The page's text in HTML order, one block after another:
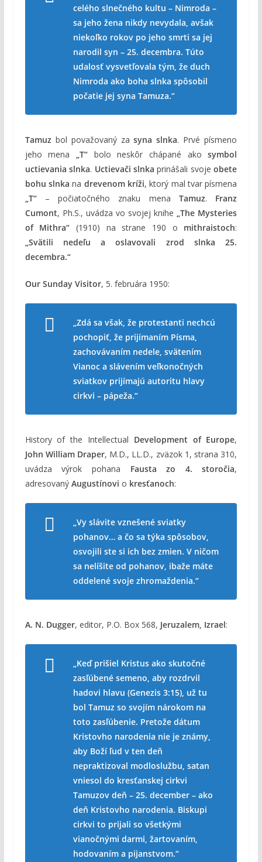
celého slnečného kultu – Nimroda –
sa jeho žena nikdy nevydala, avšak
niekoľko rokov po jeho smrti sa jej
narodil syn – 25. decembra. Túto
udalosť vysvetľovala tým, že duch
Nimroda ako boha slnka spôsobil
počatie jej syna Tamuza.“
Tamuzbol považovaný zasyna slnka. Prvé písmeno
jeho mena„T“ bolo neskôr chápané akosymbol
uctievania slnka. Uctievači slnka prinášali svojeobete
bohu slnka na drevenom kríži, ktorý mal tvar písmena
„T“– počiatočného znaku menaTamuz. Franz
Cumont, Ph.S., uvádza vo svojej knihe„The Mysteries
of Mithra“ (1910) na strane 190 o mithraistoch:
„Svätili nedeľu a oslavovali zrod slnka 25.
decembra.“
Our Sunday Visitor, 5. februára 1950:
„Zdá sa však, že protestanti nechcú
pochopiť, že prijímaním Písma,
zachovávaním nedele, svätením
Vianoc a slávením veľkonočných
sviatkov prijímajú autoritu hlavy
cirkvi – pápeža.“
History of the Intellectual Development of Europe,
John William Draper, M.D., LL.D., zväzok 1, strana 310,
uvádza výrok pohana Fausta zo 4. storočia,
adresovaný Augustínovi o kresťanoch:
„Vy slávite vznešené sviatky
pohanov… a čo sa týka spôsobov,
osvojili ste si ich bez zmien. V ničom
sa nelíšite od pohanov, ibaže máte
oddelené svoje zhromaždenia.“
A. N. Dugger, editor, P.O. Box 568, Jeruzalem, Izrael:
„Keď prišiel Kristus ako skutočné
zasľúbené semeno, aby rozdrvil
hadovi hlavu (Genezis 3:15), už tu
bol Tamuz so svojím nárokom na
toto zasľúbenie. Pretože dátum
Kristovho narodenia nie je známy,
aby Boží ľud v ten deň
nepraktizoval modloslužbu, satan
vniesol do kresťanskej cirkvi
Tamuzov deň – 25. december – ako
deň Kristovho narodenia. Biskupi
cirkvi to prijali so všetkými
vianočnými darmi, žartovaním,
hodovaním a pijanstvom.“